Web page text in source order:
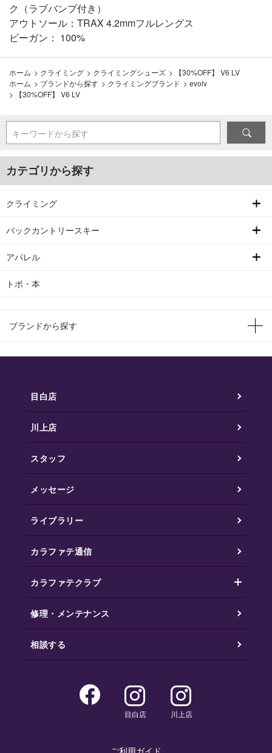
ク（ラブバンプ付き）
アウトソール：TRAX 4.2mmフルレングス
ビーガン： 100%
ホーム > クライミング > クライミングシューズ >
【30%OFF】 V6 LV
ホーム > ブランドから探す > クライミングブランド > evolv
>
【30%OFF】 V6 LV
キーワードから探す
カテゴリから探す
クライミング
バックカントリースキー
アパレル
トポ・本
ブランドから探す
目白店
川上店
スタッフ
メッセージ
ライブラリー
カラファテ通信
カラファテクラブ
修理・メンテナンス
相談する
目白店 川上店
ご利用ガイド